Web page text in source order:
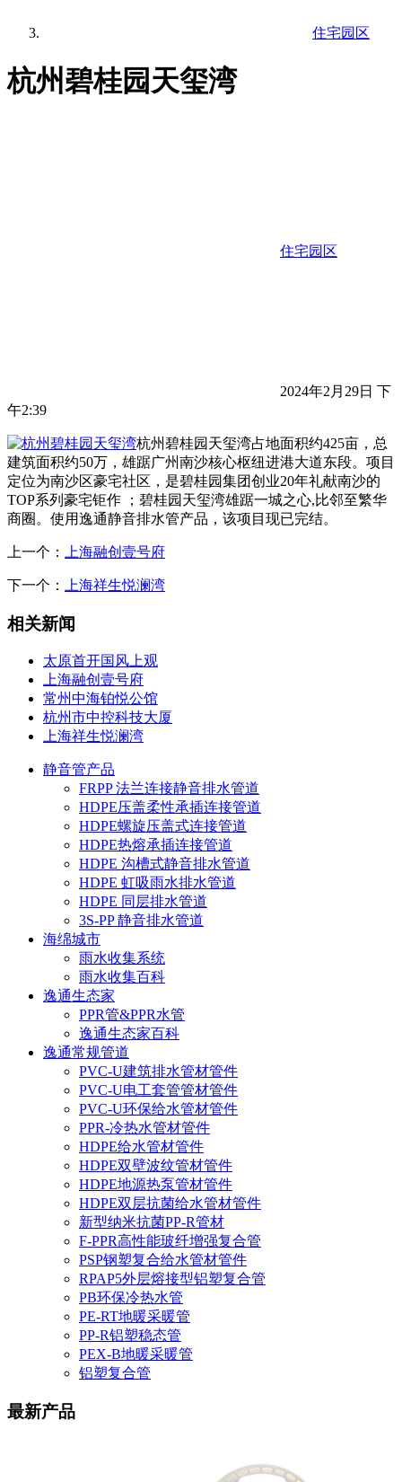
住宅园区
杭州碧桂园天玺湾
住宅园区
2024年2月29日 下
午2:39
杭州碧桂园天玺湾占地面积约425亩，总
建筑面积约50万，雄踞广州南沙核心枢纽进港大道东段。项目
定位为南沙区豪宅社区，是碧桂园集团创业20年礼献南沙的
TOP系列豪宅钜作 ；碧桂园天玺湾雄踞一城之心,比邻至繁华
商圈。使用逸通静音排水管产品，该项目现已完结。
上一个： 上海融创壹号府
下一个： 上海祥生悦澜湾
相关新闻
太原首开国风上观
上海融创壹号府
常州中海铂悦公馆
杭州市中控科技大厦
上海祥生悦澜湾
静音管产品
FRPP 法兰连接静音排水管道
HDPE压盖柔性承插连接管道
HDPE螺旋压盖式连接管道
HDPE热熔承插连接管道
HDPE 沟槽式静音排水管道
HDPE 虹吸雨水排水管道
HDPE 同层排水管道
3S-PP 静音排水管道
海绵城市
雨水收集系统
雨水收集百科
逸通生态家
PPR管&PPR水管
逸通生态家百科
逸通常规管道
PVC-U建筑排水管材管件
PVC-U电工套管管材管件
PVC-U环保给水管材管件
PPR-冷热水管材管件
HDPE给水管材管件
HDPE双壁波纹管材管件
HDPE地源热泵管材管件
HDPE双层抗菌给水管材管件
新型纳米抗菌PP-R管材
F-PPR高性能玻纤增强复合管
PSP钢塑复合给水管材管件
RPAP5外层熔接型铝塑复合管
PB环保冷热水管
PE-RT地暖采暖管
PP-R铝塑稳态管
PEX-B地暖采暖管
铝塑复合管
最新产品